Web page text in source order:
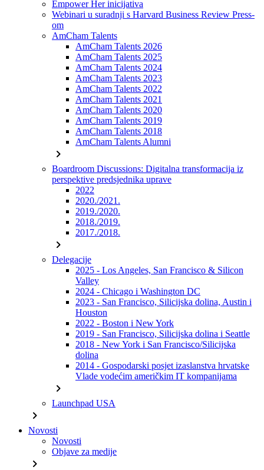
Empower Her inicijativa
Webinari u suradnji s Harvard Business Review Press-
om
AmCham Talents
AmCham Talents 2026
AmCham Talents 2025
AmCham Talents 2024
AmCham Talents 2023
AmCham Talents 2022
AmCham Talents 2021
AmCham Talents 2020
AmCham Talents 2019
AmCham Talents 2018
AmCham Talents Alumni
chevron_right
Boardroom Discussions: Digitalna transformacija iz
perspektive predsjednika uprave
2022
2020./2021.
2019./2020.
2018./2019.
2017./2018.
chevron_right
Delegacije
2025 - Los Angeles, San Francisco & Silicon
Valley
2024 - Chicago i Washington DC
2023 - San Francisco, Silicijska dolina, Austin i
Houston
2022 - Boston i New York
2019 - San Francisco, Silicijska dolina i Seattle
2018 - New York i San Francisco/Silicijska
dolina
2014 - Gospodarski posjet izaslanstva hrvatske
Vlade vodećim američkim IT kompanijama
chevron_right
Launchpad USA
chevron_right
Novosti
Novosti
Objave za medije
chevron_right